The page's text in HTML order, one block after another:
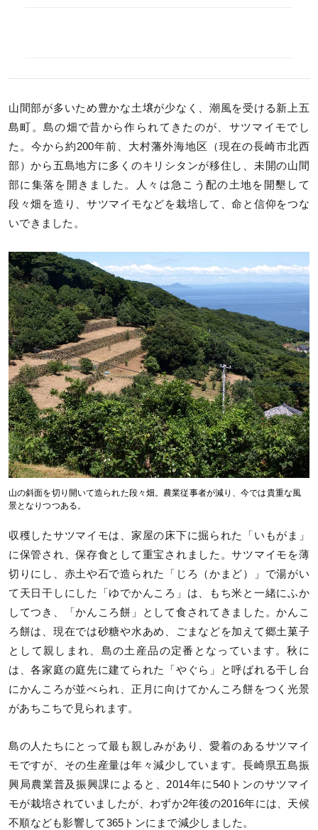
山間部が多いため豊かな土壌が少なく、潮風を受ける新上五
島町。島の畑で昔から作られてきたのが、サツマイモでし
た。今から約200年前、大村藩外海地区（現在の長崎市北西
部）から五島地方に多くのキリシタンが移住し、未開の山間
部に集落を開きました。人々は急こう配の土地を開墾して
段々畑を造り、サツマイモなどを栽培して、命と信仰をつな
いできました。
山の斜面を切り開いて造られた段々畑。農業従事者が減り、今では貴重な風
景となりつつある。
収穫したサツマイモは、家屋の床下に掘られた「いもがま」
に保管され、保存食として重宝されました。サツマイモを薄
切りにし、赤土や石で造られた「じろ（かまど）」で湯がい
て天日干しにした「ゆでかんころ」は、もち米と一緒にふか
してつき、「かんころ餅」として食されてきました。かんこ
ろ餅は、現在では砂糖や水あめ、ごまなどを加えて郷土菓子
として親しまれ、島の土産品の定番となっています。秋に
は、各家庭の庭先に建てられた「やぐら」と呼ばれる干し台
にかんころが並べられ、正月に向けてかんころ餅をつく光景
があちこちで見られます。
島の人たちにとって最も親しみがあり、愛着のあるサツマイ
モですが、その生産量は年々減少しています。長崎県五島振
興局農業普及振興課によると、2014年に540トンのサツマイ
モが栽培されていましたが、わずか2年後の2016年には、天候
不順なども影響して365トンにまで減少しました。